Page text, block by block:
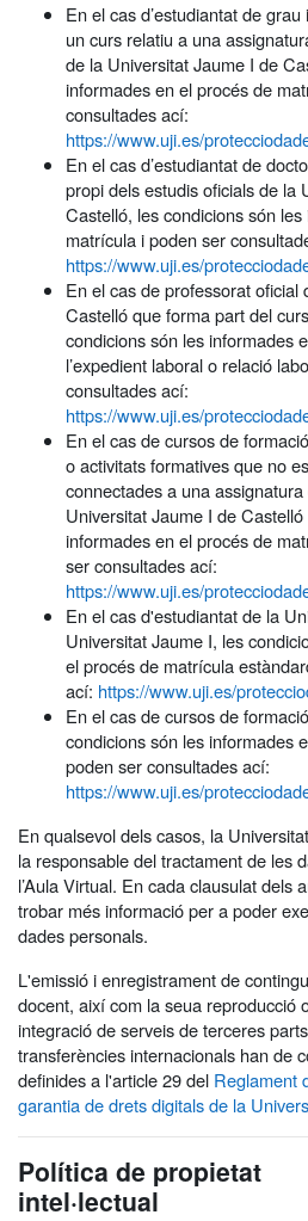
En el cas d’estudiantat de
un curs relatiu a una
de la Universitat Jaume I de
informades en el procés de
consultades ací:
https://www.uji.es/
En el cas d’estudiantat de
propi dels estudis oficials de la
Castelló, les condicions són
matrícula i poden ser
https://www.uji.es/
En el cas de professorat
Castelló que forma part del
condicions són les informades
l’expedient laboral o relació
consultades ací:
https://www.uji.es/
En el cas de cursos de
o activitats formatives que no
connectades a una assignatura
Universitat Jaume I de
informades en el procés de
ser consultades ací:
https://www.uji.es/
En el cas d'estudiantat de la
Universitat Jaume I, les
el procés de matrícula
ací: https://www.uji.es/
En el cas de cursos de
condicions són les informades
poden ser consultades ací:
https://www.uji.es/
En qualsevol dels casos, la
la responsable del tractament de les
l’Aula Virtual. En cada clausulat dels
trobar més informació per a poder
dades personals.
L'emissió i enregistrament de
docent, així com la seua reproducció
integració de serveis de terceres
transferències internacionals han de
definides a l'article 29 del Reglament
garantia de drets digitals de la
Política de propietat
intel·lectual